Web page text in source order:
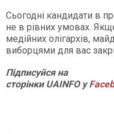
Сьогодні кандидати в
не в рівних умовах.
медійних олігархів,
виборцями для вас
Підписуйся на
сторінки UAINFO у